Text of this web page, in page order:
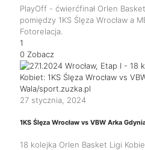
PlayOff - ćwierćfinał Orlen
pomiędzy 1KS Ślęza Wrocław a
Fotorelacja.
1
0 Zobacz
27 stycznia, 2024
1KS Ślęza Wrocław vs VBW Arka
18 kolejka Orlen Basket Ligi